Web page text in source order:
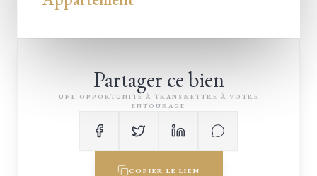
Partager ce bien
UNE OPPORTUNITÉ À TRANSMETTRE À VOTRE
ENTOURAGE
COPIER LE LIEN